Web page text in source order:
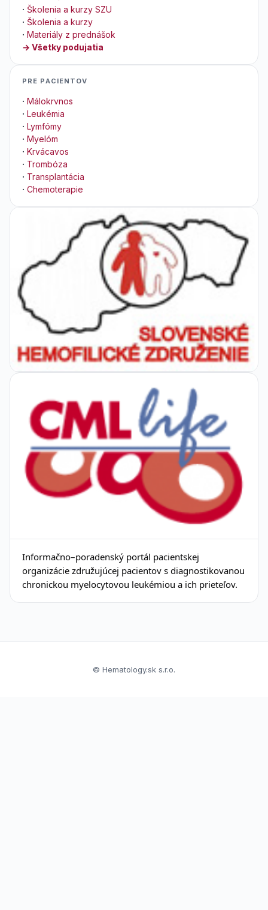
· Školenia a kurzy SZU
· Školenia a kurzy
· Materiály z prednášok
→ Všetky podujatia
PRE PACIENTOV
· Málokrvnos
· Leukémia
· Lymfómy
· Myelóm
· Krvácavos
· Trombóza
· Transplantácia
· Chemoterapie
Informačno–poradenský portál pacientskej
organizácie združujúcej pacientov s diagnostikovanou
chronickou myelocytovou leukémiou a ich prieteľov.
© Hematology.sk s.r.o.